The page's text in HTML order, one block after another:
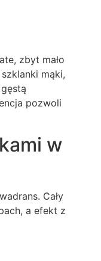
zbyt mało
mąki,
pozwoli
w
Cały
a efekt z